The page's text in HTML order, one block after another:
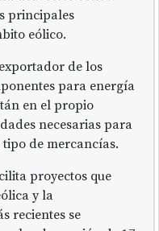
principales
eólico.
de los
para energía
en el propio
necesarias para
de mercancías.
proyectos que
y la
recientes se